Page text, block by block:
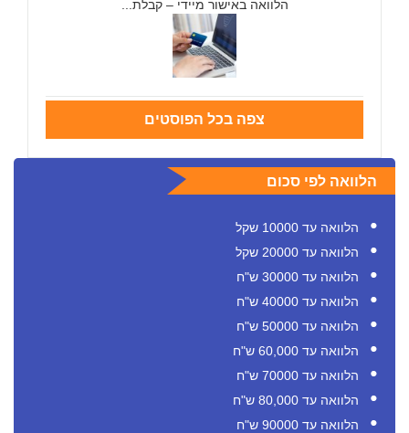
הלוואה באישור מיידי – קבלת...
צפה בכל הפוסטים
הלוואה לפי סכום
הלוואה עד 10000 שקל
הלוואה עד 20000 שקל
הלוואה עד 30000 ש"ח
הלוואה עד 40000 ש"ח
הלוואה עד 50000 ש"ח
הלוואה עד 60,000 ש"ח
הלוואה עד 70000 ש"ח
הלוואה עד 80,000 ש"ח
הלוואה עד 90000 ש"ח